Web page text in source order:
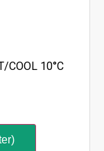
COOL 10°C